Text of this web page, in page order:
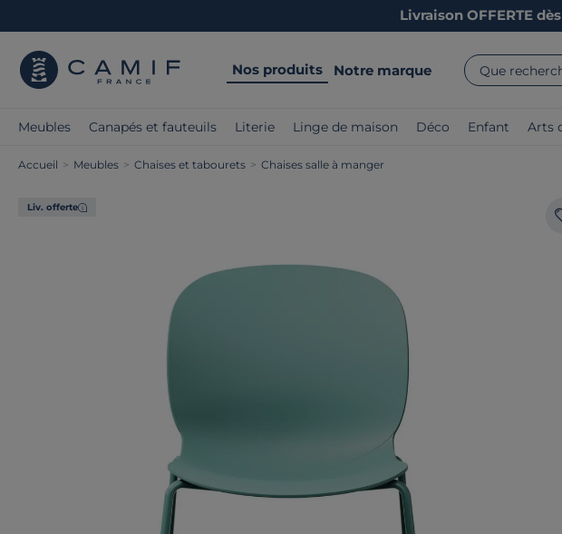
Livraison OFFERTE
Nos produits Notre marque Que
Meubles Canapés et fauteuils Literie Linge de maison Déco Enfant Arts
Accueil > Meubles > Chaises et tabourets > Chaises salle à manger
Liv. offerte